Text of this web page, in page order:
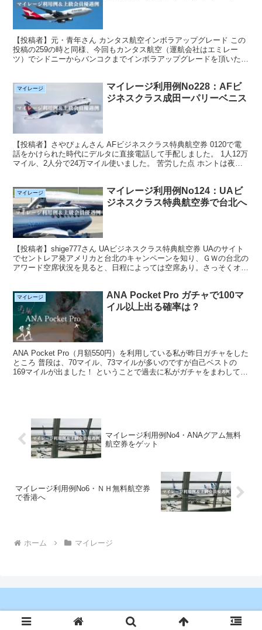
【投稿者】元・青年さん カンタス航空インボラアップグレード この
投稿の259の時と同様、今回もカンタス航空（運航会社はエミレー
ツ）でシドニーからバンコクまでインボラアップグレードを頂いた。
マイレージ
マイレージ利用例No228：AFビ
ジネスクラス成田ーパリーベニス
【投稿者】さやぴょんさん AFビジネスクラス特典航空券 0120で電
話をかけられた時代にデルタに直接電話して手配しました。 1人12万
マイル、2人分で24万マイル使いました。 苦労した点 ホントは夜便
マイレージ
マイレージ利用例No124：UAビ
ジネスクラス特典航空券で台北へ
【投稿者】shige777さん UAビジネスクラス特典航空券 UAのサイト
でセントレア発アメリカと台北のキャンペーンを知り、ＧＷの台北の
アワード空席状況を見ると、日程によっては空席あり。さっそくオン
マイレージ
ANA Pocket Pro ガチャで100マ
イル以上出る確率は？
ANA Pocket Pro（月額550円）を利用している私が昨日ガチャをした
ところ 普段は、70マイル、73マイルが多いのですが自己ベストの
169マイルが出ました！ ということで過去に私がガチャをまわして
マイレージ利用例No4・ANAグアム無料
航空券をゲット
マイレージ利用例No6・ＮＨ無料航空券
で香港へ
ホーム マイレージ
Copyright © 2023 マイラーな日々 All Rights Reserved.